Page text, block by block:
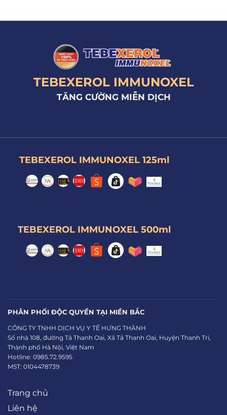
TEBEXEROL IMMUNOXEL
TĂNG CƯỜNG MIỄN DỊCH
TEBEXEROL IMMUNOXEL 125ml
TEBEXEROL IMMUNOXEL 500ml
PHÂN PHỐI ĐỘC QUYỀN TẠI MIỀN BẮC
CÔNG TY TNHH DỊCH VỤ Y TẾ HƯNG THÀNH
Số nhà 108, đường Tả Thanh Oai, Xã Tả Thanh Oai, Huyện Thanh Trì,
Thành phố Hà Nội, Việt Nam
Hotline: 0985.72.9595
MST: 0104478739
Trang chủ
Liên hệ